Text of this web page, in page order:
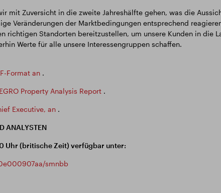
mit Zuversicht in die zweite Jahreshälfte gehen, was die
Veränderungen der Marktbedingungen entsprechend
richtigen Standorten bereitzustellen, um unsere Kunden in die
Werte für alle unsere Interessengruppen schaffen.
Format an.
Property Analysis Report.
Executive, an.
ANALYSTEN
Uhr (britische Zeit) verfügbar unter:
smnbb